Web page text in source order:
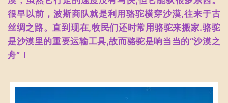
很早以前，波斯商队就是利用骆驼横穿沙漠,往来于古
丝绸之路。直到现在,牧民们还时常用骆驼来搬家.骆驼
是沙漠里的重要运输工具,故而骆驼是响当当的“沙漠之
舟”！